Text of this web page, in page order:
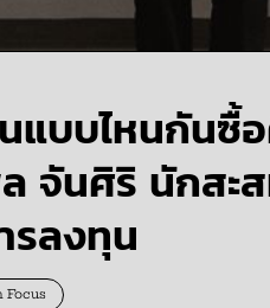
แบบไหนกันซื้
จันศิริ นักสะ
รลงทุน
Focus